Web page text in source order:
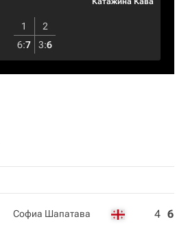
1
2
6:7 3:6
Софиа Шапатава 4 6